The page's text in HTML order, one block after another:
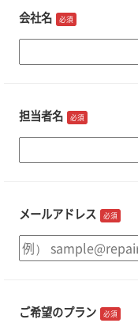
会社名 必須
担当者名 必須
メールアドレス 必須
ご希望のプラン 必須